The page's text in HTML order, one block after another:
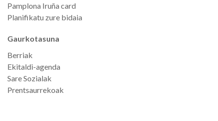
Pamplona Iruña card
Planifikatu zure bidaia
Gaurkotasuna
Berriak
Ekitaldi-agenda
Sare Sozialak
Prentsaurrekoak